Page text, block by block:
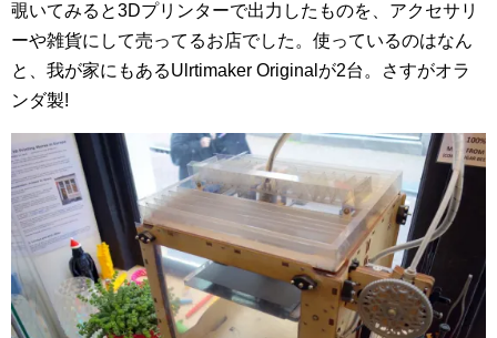
覗いてみると3Dプリンターで出力したものを、アクセサリ
ーや雑貨にして売ってるお店でした。使っているのはなん
と、我が家にもあるUlrtimaker Originalが2台。さすがオラ
ンダ製!